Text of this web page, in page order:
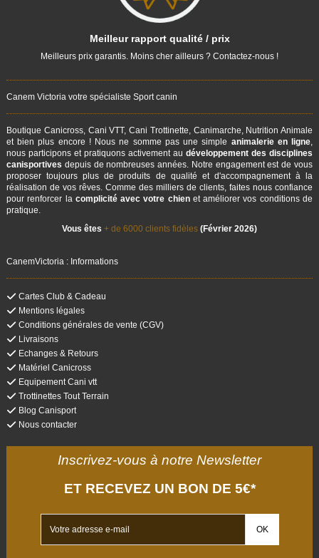
Meilleur rapport qualité / prix
Meilleurs prix garantis. Moins cher ailleurs ? Contactez-nous !
Canem Victoria votre spécialiste Sport canin
Boutique Canicross, Cani VTT, Cani Trottinette, Canimarche, Nutrition Animale
et bien plus encore ! Nous ne somme pas une simple animalerie en ligne
nous participons et pratiquons activement au développement des disciplines
canisportives depuis de nombreuses années. Notre engagement est de vous
proposer toujours plus de produits de qualité et d'accompagnement à la
réalisation de vos rêves. Comme des milliers de clients, faites nous confiance
pour renforcer la complicité avec votre chienet améliorer vos conditions de
pratique.
Vous êtes + de 6000 clients fidèles (Février 2026)
CanemVictoria : Informations
Cartes Club & Cadeau
Mentions légales
Conditions générales de vente (CGV)
Livraisons
Echanges & Retours
Matériel Canicross
Equipement Cani vtt
Trottinettes Tout Terrain
Blog Canisport
Nous contacter
Inscrivez-vous à notre Newsletter
ET RECEVEZ UN BON DE 5€*